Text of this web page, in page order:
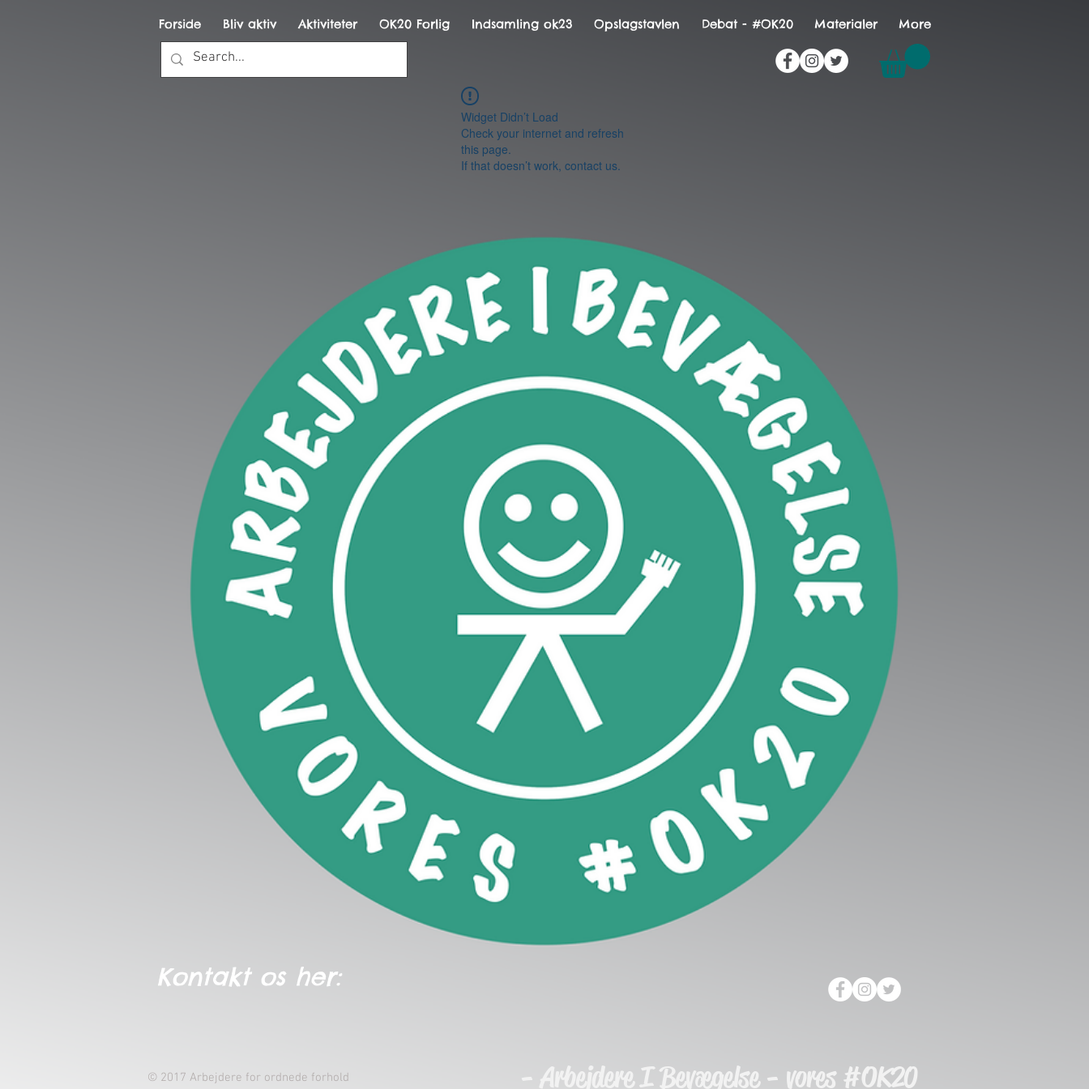
Forside Bliv aktiv Aktiviteter OK20 Forlig Indsamling ok23 Opslagstavlen Debat - #OK20 Materialer More
Widget Didn’t Load
Check your internet and refresh
this page.
If that doesn’t work, contact us.
Kontakt os her:
© 2017 Arbejdere for ordnede forhold - Arbejdere I Bevægelse - vores #OK20